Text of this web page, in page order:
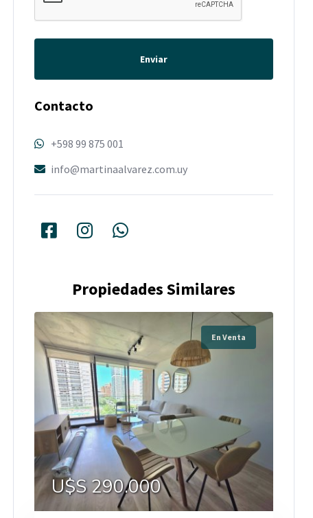
Enviar
Contacto
+598 99 875 001
info@martinaalvarez.com.uy
Propiedades Similares
En Venta
U$S 290.000